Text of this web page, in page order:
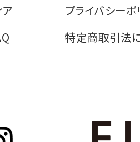
プライバシー
特定商取引法